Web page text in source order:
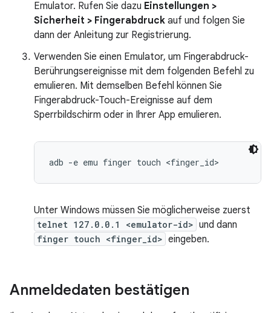
Emulator. Rufen Sie dazu Einstellungen >
Sicherheit > Fingerabdruck auf und folgen Sie
dann der Anleitung zur Registrierung.
Verwenden Sie einen Emulator, um Fingerabdruck-
Berührungsereignisse mit dem folgenden Befehl zu
emulieren. Mit demselben Befehl können Sie
Fingerabdruck-Touch-Ereignisse auf dem
Sperrbildschirm oder in Ihrer App emulieren.
Unter Windows müssen Sie möglicherweise zuerst
telnet 127.0.0.1 <emulator-id> und dann
finger touch <finger_id> eingeben.
Anmeldedaten bestätigen